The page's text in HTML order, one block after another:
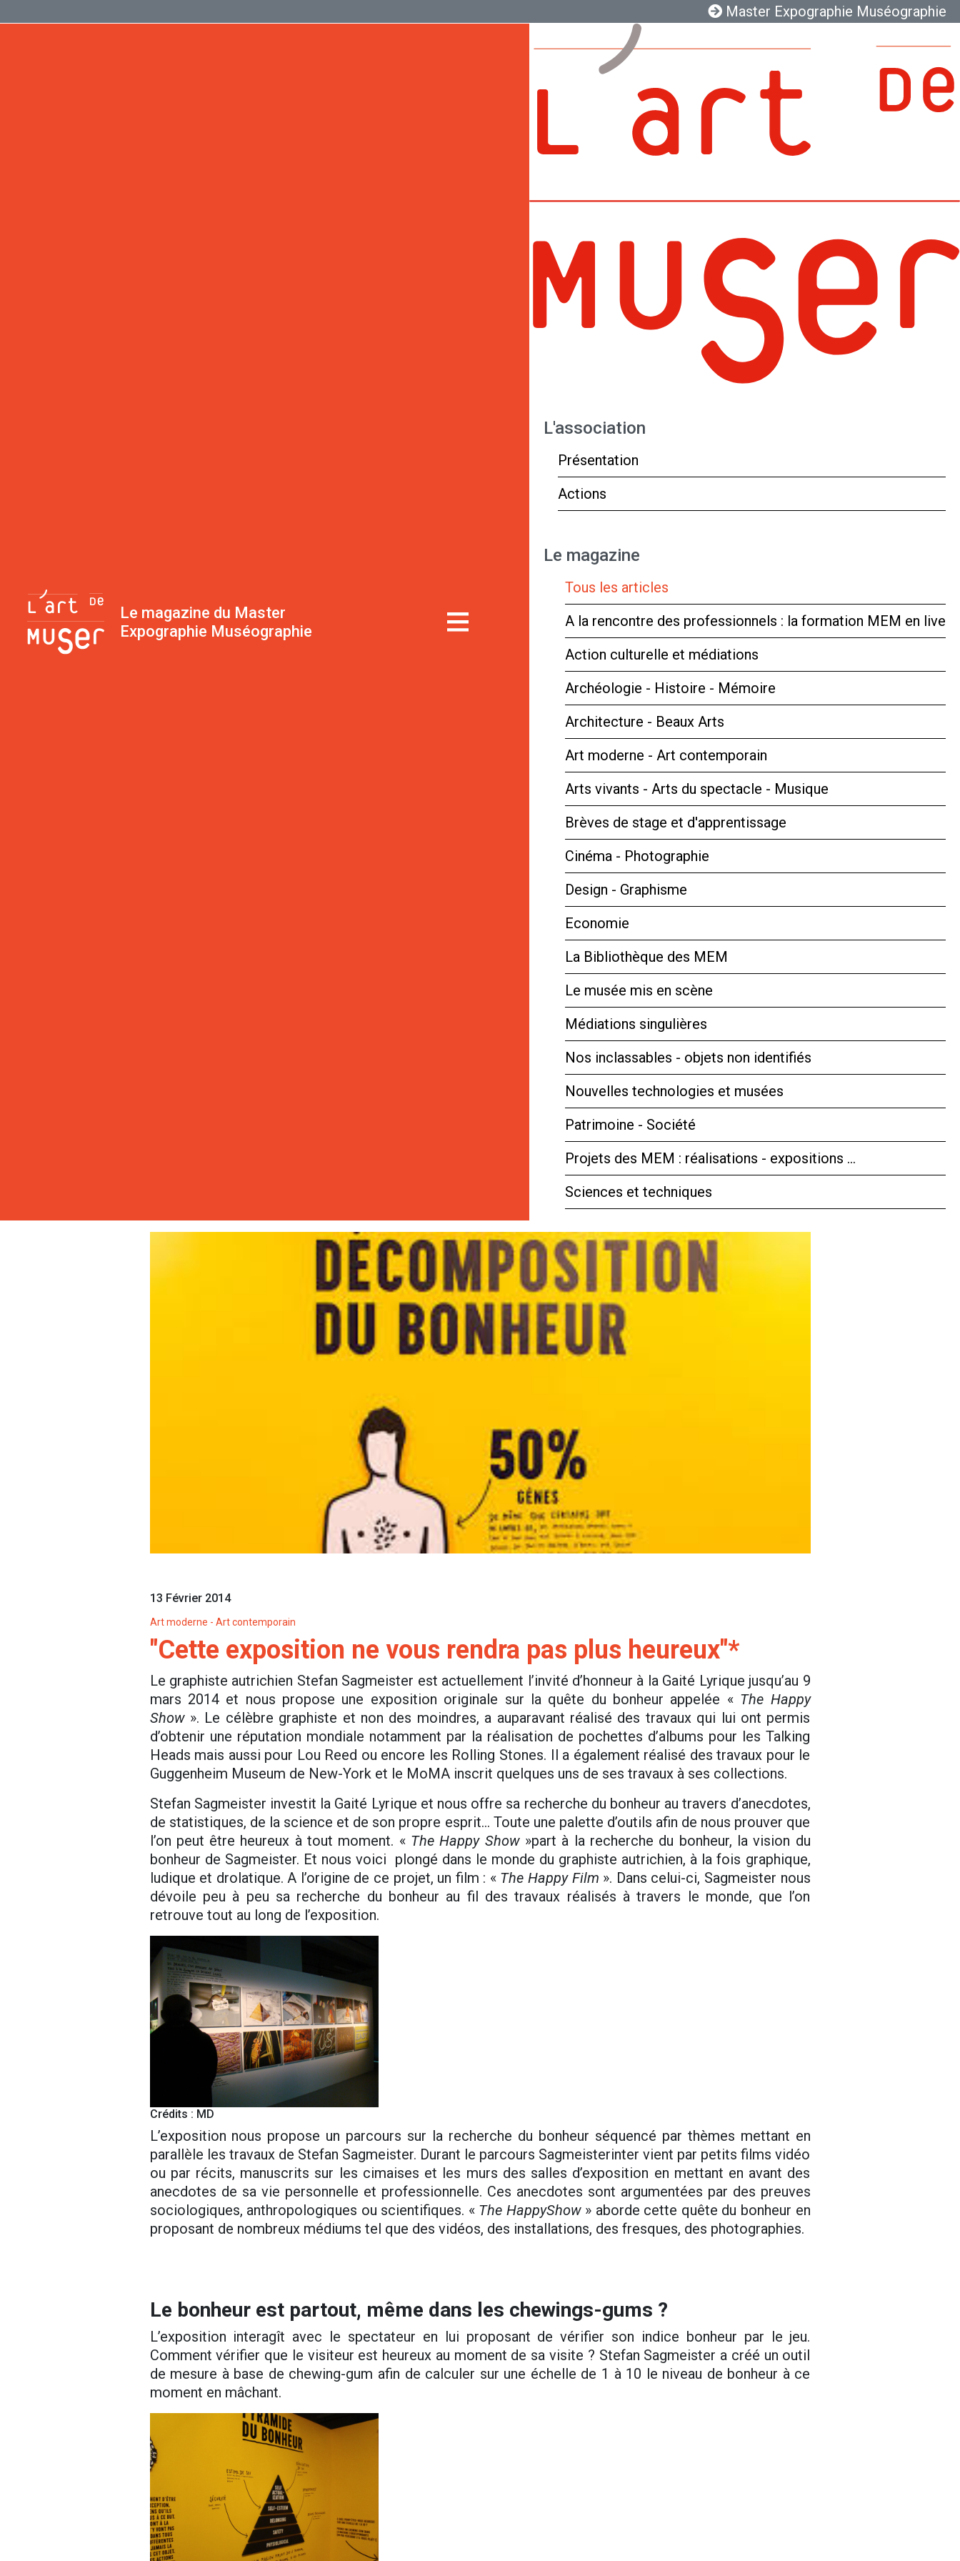
Master Expographie Muséographie
Le magazine du Master
Expographie Muséographie
L'association
Présentation
Actions
Le magazine
Tous les articles
A la rencontre des professionnels : la formation MEM en live
Action culturelle et médiations
Archéologie - Histoire - Mémoire
Architecture - Beaux Arts
Art moderne - Art contemporain
Arts vivants - Arts du spectacle - Musique
Brèves de stage et d'apprentissage
Cinéma - Photographie
Design - Graphisme
Economie
La Bibliothèque des MEM
Le musée mis en scène
Médiations singulières
Nos inclassables - objets non identifiés
Nouvelles technologies et musées
Patrimoine - Société
Projets des MEM : réalisations - expositions …
Sciences et techniques
13 Février 2014
Art moderne - Art contemporain
"Cette exposition ne vous rendra pas plus heureux"*
Le graphiste autrichien Stefan Sagmeister est actuellement l’invité d’honneur à la Gaité Lyrique jusqu’au 9
mars 2014 et nous propose une exposition originale sur la quête du bonheur appelée « The Happy
Show». Le célèbre graphiste et non des moindres, a auparavant réalisé des travaux qui lui ont permis
d’obtenir une réputation mondiale notamment par la réalisation de pochettes d’albums pour les Talking
Heads mais aussi pour Lou Reed ou encore les Rolling Stones. Il a également réalisé des travaux pour le
Guggenheim Museum de New-York et le MoMA inscrit quelques uns de ses travaux à ses collections.
Stefan Sagmeister investit la Gaité Lyrique et nous offre sa recherche du bonheur au travers d’anecdotes,
de statistiques, de la science et de son propre esprit… Toute une palette d’outils afin de nous prouver que
l’on peut être heureux à tout moment. « The Happy Show»part à la recherche du bonheur, la vision du
bonheur de Sagmeister. Et nous voici plongé dans le monde du graphiste autrichien, à la fois graphique,
ludique et drolatique. A l’origine de ce projet, un film : « The Happy Film ». Dans celui-ci, Sagmeister nous
dévoile peu à peu sa recherche du bonheur au fil des travaux réalisés à travers le monde, que l’on
retrouve tout au long de l’exposition.
Crédits : MD
L’exposition nous propose un parcours sur la recherche du bonheur séquencé par thèmes mettant en
parallèle les travaux de Stefan Sagmeister. Durant le parcours Sagmeisterinter vient par petits films vidéo
ou par récits, manuscrits sur les cimaises et les murs des salles d’exposition en mettant en avant des
anecdotes de sa vie personnelle et professionnelle. Ces anecdotes sont argumentées par des preuves
sociologiques, anthropologiques ou scientifiques. « The HappyShow» aborde cette quête du bonheur en
proposant de nombreux médiums tel que des vidéos, des installations, des fresques, des photographies.
Le bonheur est partout, même dans les chewings-gums ?
L’exposition interagît avec le spectateur en lui proposant de vérifier son indice bonheur par le jeu.
Comment vérifier que le visiteur est heureux au moment de sa visite ? Stefan Sagmeister a créé un outil
de mesure à base de chewing-gum afin de calculer sur une échelle de 1 à 10 le niveau de bonheur à ce
moment en mâchant.